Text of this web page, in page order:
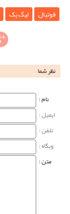
فوتبال لیگ یک
نظر شما
نام‌ :
ایمیل :
تلفن :
وبگاه‌ :
متن :